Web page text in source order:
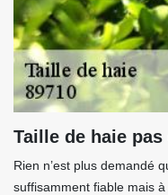
Taille de haie pas
Rien n’est plus demandé
suffisamment fiable mais